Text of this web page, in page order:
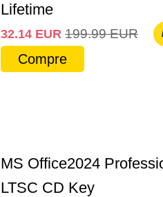
Lifetime
32.14 EUR 199.99 EUR
Compre
MS Office2024
LTSC CD Key